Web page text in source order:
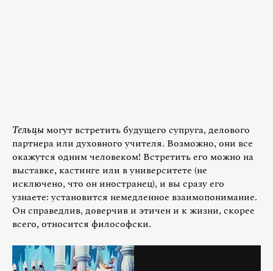
Тельцымогут встретить будущего супруга, делового
партнера или духовного учителя. Возможно, они все
окажутся одним человеком! Встретить его можно на
выставке, кастинге или в университете (не
исключено, что он иностранец), и вы сразу его
узнаете: установится немедленное взаимопонимание.
Он справедлив, доверчив и этичен и к жизни, скорее
всего, относится философски.